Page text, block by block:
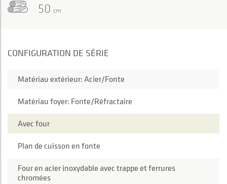
50 cm
CONFIGURATION DE SÉRIE
Matériau extérieur: Acier/Fonte
Matériau foyer: Fonte/Réfractaire
Avec four
Plan de cuisson en fonte
Four en acier inoxydable avec trappe et ferrures
chromées